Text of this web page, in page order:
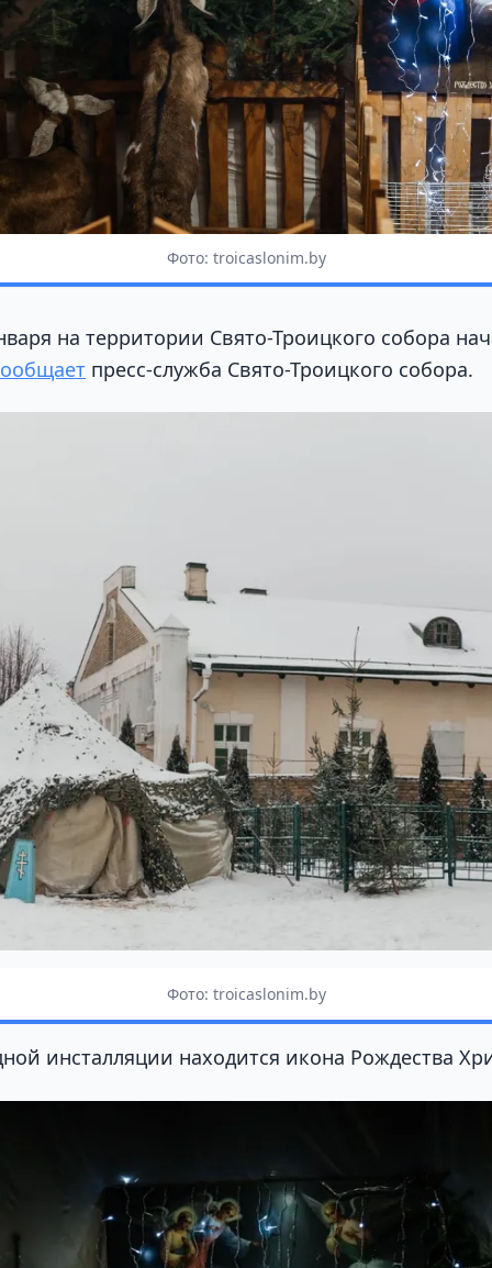
Фото: troicaslonim.by
на территории Свято-Троицкого собора
пресс-служба Свято-Троицкого собора.
Фото: troicaslonim.by
инсталляции находится икона Рождества